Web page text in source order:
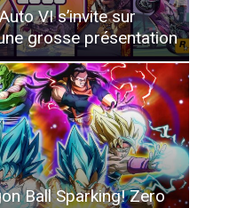
VI s’invite sur
grosse présentation
Ball Sparking! Zero